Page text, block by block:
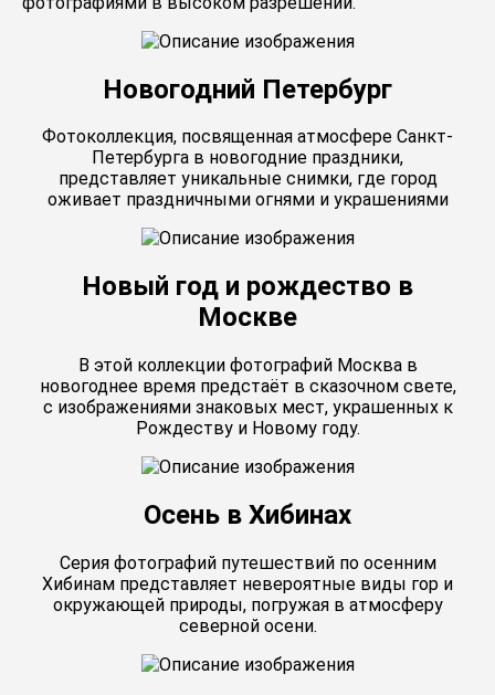
Новогодний Петербург
Фотоколлекция, посвященная атмосфере Санкт-
Петербурга в новогодние праздники,
представляет уникальные снимки, где город
оживает праздничными огнями и украшениями
Новый год и рождество в
Москве
В этой коллекции фотографий Москва в
новогоднее время предстаёт в сказочном свете,
с изображениями знаковых мест, украшенных к
Рождеству и Новому году.
Осень в Хибинах
Серия фотографий путешествий по осенним
Хибинам представляет невероятные виды гор и
окружающей природы, погружая в атмосферу
северной осени.